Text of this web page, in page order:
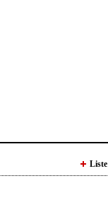
Liste